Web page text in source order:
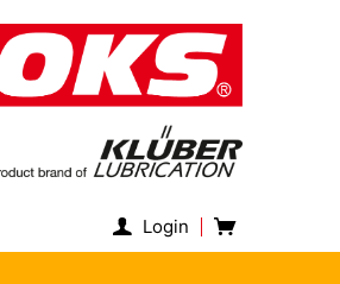
Login